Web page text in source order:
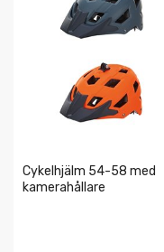
Cykelhjälm 54-58 med
kamerahållare